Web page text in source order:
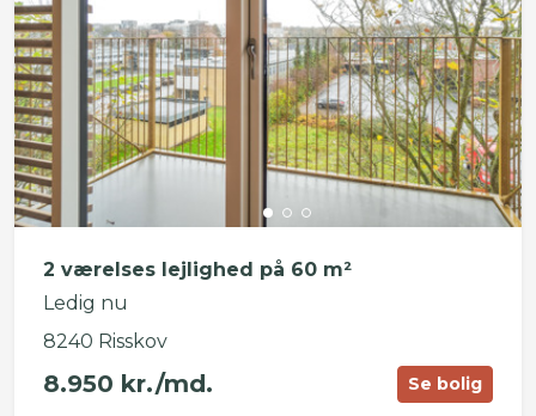
2 værelses lejlighed på 60 m²
Ledig nu
8240 Risskov
8.950 kr./md. Se bolig